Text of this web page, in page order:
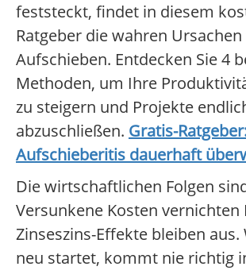
feststeckt, findet in diesem
Ratgeber die wahren
Aufschieben. Entdecken Sie 4
Methoden, um Ihre
zu steigern und Projekte
abzuschließen. Gratis-
Aufschieberitis dauerhaft
Die wirtschaftlichen Folgen
Versunkene Kosten vernichten
Zinseszins-Effekte bleiben
neu startet, kommt nie richtig